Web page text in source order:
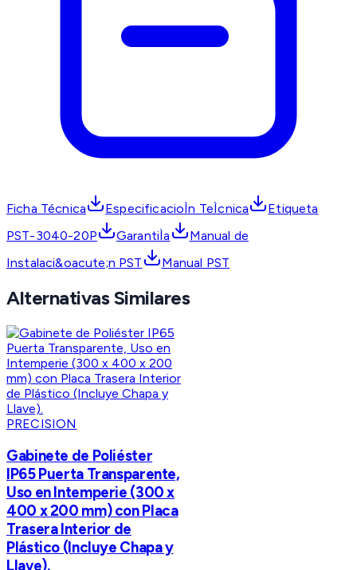
Ficha Técnica EspecificacioÌn TeÌcnica
Etiqueta
PST-3040-20P
GarantiÌa
Manual de
Instalaci&oacute;n PST
Manual PST
Alternativas Similares
PRECISION
Gabinete de Poliéster
IP65 Puerta Transparente,
Uso en Intemperie (300 x
400 x 200 mm) con Placa
Trasera Interior de
Plástico (Incluye Chapa y
Llave).